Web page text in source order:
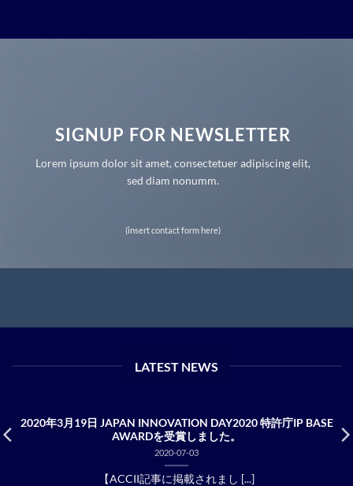
SIGNUP FOR NEWSLETTER
Lorem ipsum dolor sit amet, consectetuer adipiscing elit,
sed diam nonumm.
(insert contact form here)
LATEST NEWS
2020年3月19日 JAPAN INNOVATION DAY2020 特許庁IP BASE
AWARDを受賞しました。
2020-07-03
【ACCII記事に掲載されまし [...]